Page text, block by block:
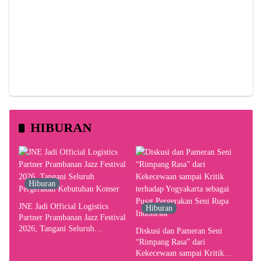
HIBURAN
Hiburan
JNE Jadi Official Logistics
Partner Prambanan Jazz Festival
2026, Tangani Seluruh
Hiburan
Diskusi dan Pameran Seni
“Rimpang Rasa” dari
Kekecewaan sampai Kritik